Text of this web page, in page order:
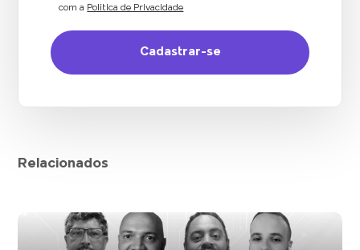
com a Política de Privacidade
Relacionados